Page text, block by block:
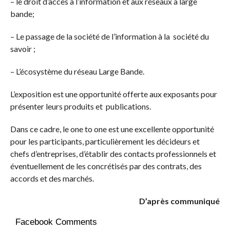
bande;
– Le passage de la société de l’information à la société du
savoir ;
– L’écosystème du réseau Large Bande.
L’exposition est une opportunité offerte aux exposants pour
présenter leurs produits et publications.
Dans ce cadre, le one to one est une excellente opportunité
pour les participants, particulièrement les décideurs et
chefs d’entreprises, d’établir des contacts professionnels et
éventuellement de les concrétisés par des contrats, des
accords et des marchés.
D’après communiqué
Facebook Comments